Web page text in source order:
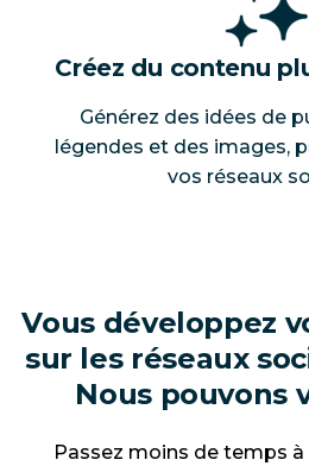
Créez du contenu
Générez des idées de
légendes et des images,
vos réseaux
Vous développez
sur les réseaux
Nous pouvons
Passez moins de temps